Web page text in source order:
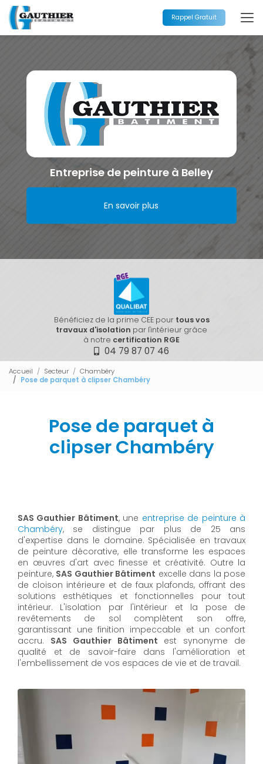
Aller
au
contenu
principal
Rappel Gratuit
Entreprise de peinture à Belley
En savoir plus
Bénéficiez de la prime CEE pourtous vos
travaux d'isolation par l'intérieur grâce
à notre certification RGE
04 79 87 07 46
Accueil Secteur
Chambéry
Pose de parquet à clipser Chambéry
Pose de parquet à
clipser Chambéry
SAS Gauthier Bâtiment, une entreprise de peinture à
Chambéry, se distingue par plus de 25 ans
d'expertise dans le domaine. Spécialisée en travaux
de peinture décorative, elle transforme les espaces
en œuvres d'art avec finesse et créativité. Outre la
peinture, SAS Gauthier Bâtiment excelle dans la pose
de cloison intérieure et de faux plafonds, offrant des
solutions esthétiques et fonctionnelles pour tout
intérieur. L'isolation par l'intérieur et la pose de
revêtements de sol complètent son offre,
garantissant une finition impeccable et un confort
accru. SAS Gauthier Bâtiment est synonyme de
qualité et de savoir-faire dans l'amélioration et
l'embellissement de vos espaces de vie et de travail.